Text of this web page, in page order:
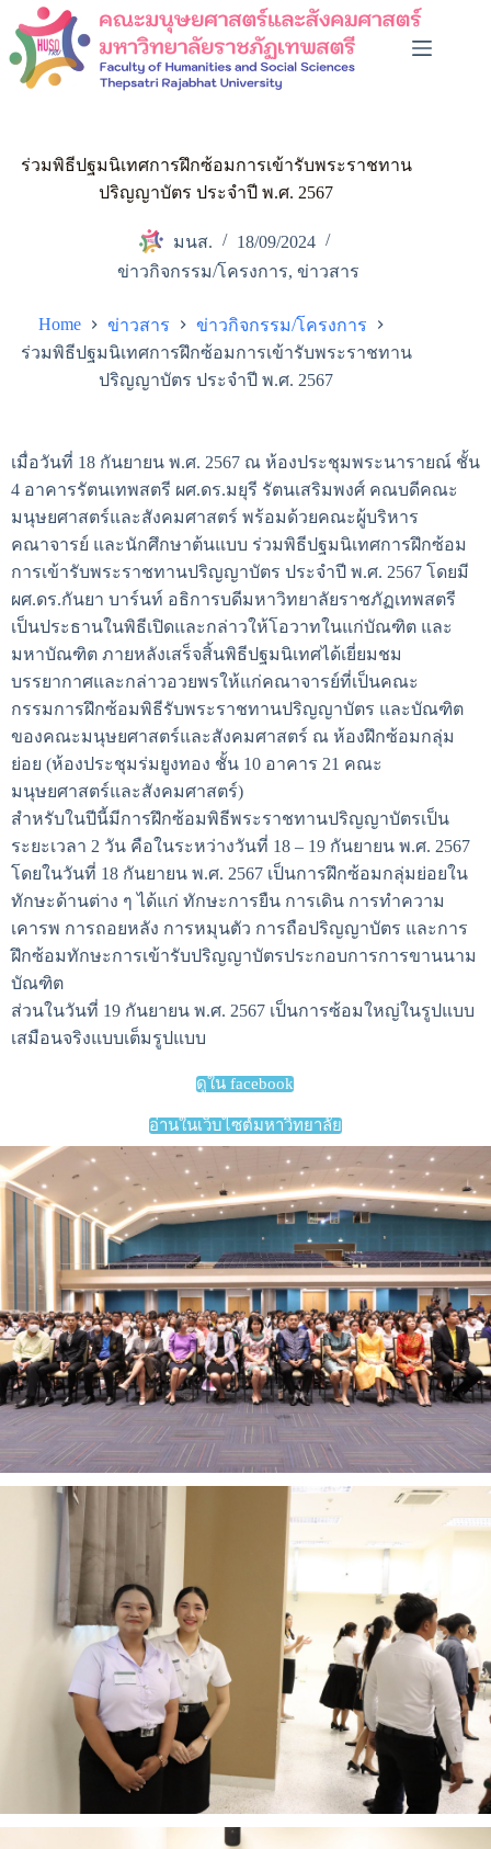
ร่วมพิธีปฐมนิเทศการฝึกซ้อมการเข้ารับพระราชทาน
ปริญญาบัตร ประจำปี พ.ศ. 2567
มนส.
18/09/2024
ข่าวกิจกรรม/โครงการ, ข่าวสาร
Home ข่าวสาร
ข่าวกิจกรรม/โครงการ
ร่วมพิธีปฐมนิเทศการฝึกซ้อมการเข้ารับพระราชทาน
ปริญญาบัตร ประจำปี พ.ศ. 2567
เมื่อวันที่ 18 กันยายน พ.ศ. 2567 ณ ห้องประชุมพระนารายณ์ ชั้น
4 อาคารรัตนเทพสตรี ผศ.ดร.มยุรี รัตนเสริมพงศ์ คณบดีคณะ
มนุษยศาสตร์และสังคมศาสตร์ พร้อมด้วยคณะผู้บริหาร
คณาจารย์ และนักศึกษาต้นแบบ ร่วมพิธีปฐมนิเทศการฝึกซ้อม
การเข้ารับพระราชทานปริญญาบัตร ประจำปี พ.ศ. 2567 โดยมี
ผศ.ดร.กันยา บาร์นท์ อธิการบดีมหาวิทยาลัยราชภัฏเทพสตรี
เป็นประธานในพิธีเปิดและกล่าวให้โอวาทในแก่บัณฑิต และ
มหาบัณฑิต ภายหลังเสร็จสิ้นพิธีปฐมนิเทศได้เยี่ยมชม
บรรยากาศและกล่าวอวยพรให้แก่คณาจารย์ที่เป็นคณะ
กรรมการฝึกซ้อมพิธีรับพระราชทานปริญญาบัตร และบัณฑิต
ของคณะมนุษยศาสตร์และสังคมศาสตร์ ณ ห้องฝึกซ้อมกลุ่ม
ย่อย (ห้องประชุมร่มยูงทอง ชั้น 10 อาคาร 21 คณะ
มนุษยศาสตร์และสังคมศาสตร์)
สำหรับในปีนี้มีการฝึกซ้อมพิธีพระราชทานปริญญาบัตรเป็น
ระยะเวลา 2 วัน คือในระหว่างวันที่ 18 – 19 กันยายน พ.ศ. 2567
โดยในวันที่ 18 กันยายน พ.ศ. 2567 เป็นการฝึกซ้อมกลุ่มย่อยใน
ทักษะด้านต่าง ๆ ได้แก่ ทักษะการยืน การเดิน การทำความ
เคารพ การถอยหลัง การหมุนตัว การถือปริญญาบัตร และการ
ฝึกซ้อมทักษะการเข้ารับปริญญาบัตรประกอบการการขานนาม
บัณฑิต
ส่วนในวันที่ 19 กันยายน พ.ศ. 2567 เป็นการซ้อมใหญ่ในรูปแบบ
เสมือนจริงแบบเต็มรูปแบบ
ดูใน facebook
อ่านในเว็บไซต์มหาวิทยาลัย